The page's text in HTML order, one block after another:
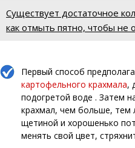
Существует достаточное
как отмыть пятно, чтобы не
Первый способ
картофельного крахмала,
подогретой воде . Затем
крахмал, чем больше, тем
щетиной и хорошенько
менять свой цвет,